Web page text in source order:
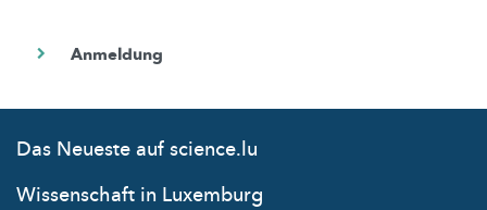
Das Neueste auf science.lu
Wissenschaft in Luxemburg